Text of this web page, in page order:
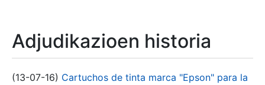
Adjudikazioen historia
(13-07-16) Cartuchos de tinta marca "Epson" para la